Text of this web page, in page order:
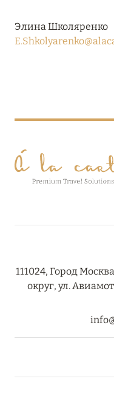
HÔTEL BARRIÈRE
КОНЦЕПЦИЯ
ЭКСКЛЮЗИВНО»
Элина Школяренко
111024, Город
округ, ул.